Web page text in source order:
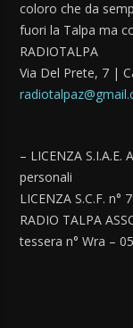
coloro che da
fuori la Talpa ma
RADIOTALPA
Via Del Prete, 7 |
– LICENZA
personali
LICENZA S.C.F.
RADIO TALPA
tessera n° Wra –